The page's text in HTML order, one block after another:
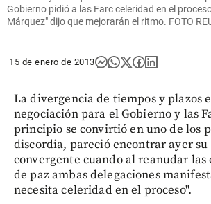
Gobierno pidió a las Farc celeridad en el
Márquez" dijo que mejorarán el ritmo. FOTO
15 de enero de 2013
La divergencia de tiempos y plazos
negociación para el Gobierno y las
principio se convirtió en uno de los
discordia, pareció encontrar ayer
convergente cuando al reanudar las
de paz ambas delegaciones
necesita celeridad en el proceso".